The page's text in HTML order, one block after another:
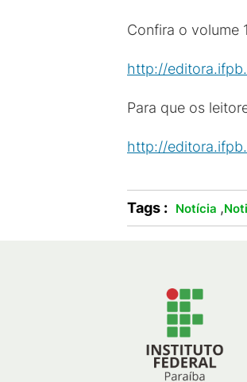
Confira o volume
http://
Para que os
http://
Tags : Notícia ,